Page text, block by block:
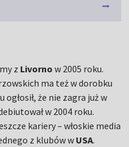
z Livorno w 2005 roku.
ma też w dorobku
ogłosił, że nie zagra już w
w 2004 roku.
kariery – włoskie media
z klubów w USA.